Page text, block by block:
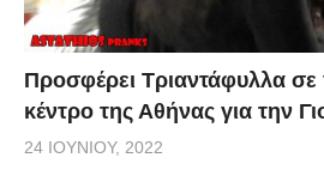
Προσφέρει Τριαντάφυλλα σε
κέντρο της Αθήνας για την
24 ΙΟΥΝΊΟΥ, 2022